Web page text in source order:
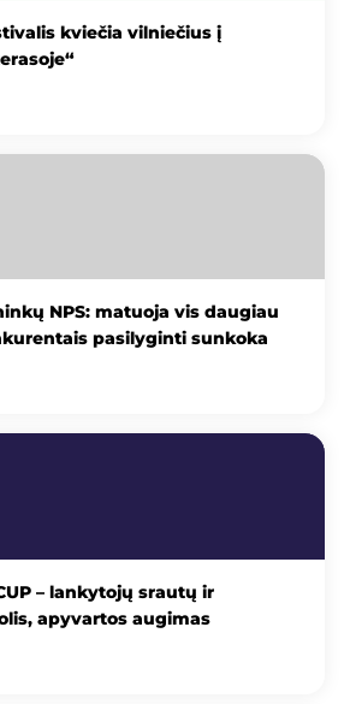
kviečia vilniečius į
NPS: matuoja vis daugiau
pasilyginti sunkoka
– lankytojų srautų ir
apyvartos augimas